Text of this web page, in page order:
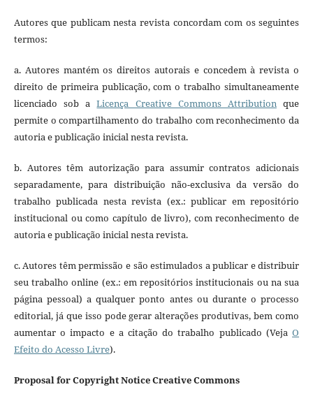
Autores que publicam nesta revista concordam com os seguintes
termos:
a. Autores mantém os direitos autorais e concedem à revista o
direito de primeira publicação, com o trabalho simultaneamente
licenciado sob aLicença Creative Commons Attribution que
permite o compartilhamento do trabalho com reconhecimento da
autoria e publicação inicial nesta revista.
b. Autores têm autorização para assumir contratos adicionais
separadamente, para distribuição não-exclusiva da versão do
trabalho publicada nesta revista (ex.: publicar em repositório
institucional ou como capítulo de livro), com reconhecimento de
autoria e publicação inicial nesta revista.
c. Autores têm permissão e são estimulados a publicar e distribuir
seu trabalho online (ex.: em repositórios institucionais ou na sua
página pessoal) a qualquer ponto antes ou durante o processo
editorial, já que isso pode gerar alterações produtivas, bem como
aumentar o impacto e a citação do trabalho publicado (VejaO
Efeito do Acesso Livre).
Proposal for Copyright Notice Creative Commons